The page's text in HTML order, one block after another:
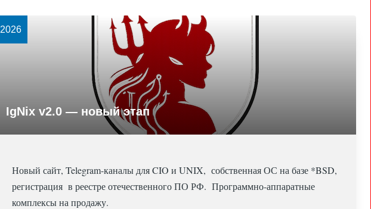
IgNix v2.0 — новый этап
2026
Новый сайт, Telegram-каналы для CIO и UNIX, собственная ОС на базе *BSD,
регистрация в реестре отечественного ПО РФ. Программно-аппаратные
комплексы на продажу.